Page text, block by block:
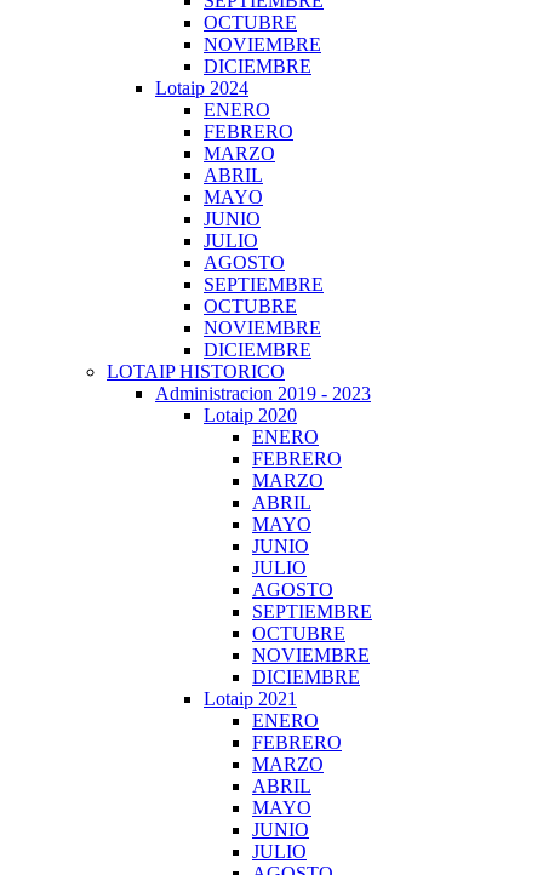
OCTUBRE
NOVIEMBRE
DICIEMBRE
Lotaip 2024
ENERO
FEBRERO
MARZO
ABRIL
MAYO
JUNIO
JULIO
AGOSTO
SEPTIEMBRE
OCTUBRE
NOVIEMBRE
DICIEMBRE
LOTAIP HISTORICO
Administracion 2019 - 2023
Lotaip 2020
ENERO
FEBRERO
MARZO
ABRIL
MAYO
JUNIO
JULIO
AGOSTO
SEPTIEMBRE
OCTUBRE
NOVIEMBRE
DICIEMBRE
Lotaip 2021
ENERO
FEBRERO
MARZO
ABRIL
MAYO
JUNIO
JULIO